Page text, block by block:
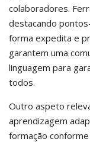
colaboradores.
destacando
forma expedita e
garantem uma
linguagem para
todos.
Outro aspeto
aprendizagem
formação